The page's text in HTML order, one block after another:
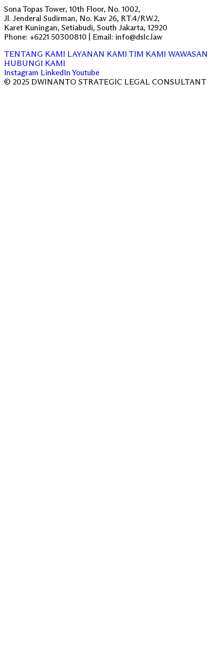
Sona Topas Tower, 10th Floor, No. 1002,
Jl. Jenderal Sudirman, No. Kav 26, RT.4/RW.2,
Karet Kuningan, Setiabudi, South Jakarta, 12920
Phone: +6221 50300810 | Email: info@dslc.law
TENTANG KAMI LAYANAN KAMI TIM KAMI WAWASAN
HUBUNGI KAMI
Instagram LinkedIn Youtube
© 2025 DWINANTO STRATEGIC LEGAL CONSULTANT